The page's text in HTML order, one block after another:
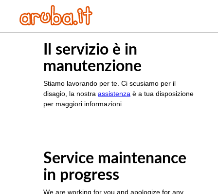
Il servizio è in
manutenzione
Stiamo lavorando per te. Ci scusiamo per il
disagio, la nostra assistenza è a tua disposizione
per maggiori informazioni
Service maintenance
in progress
We are working for you and apologize for any